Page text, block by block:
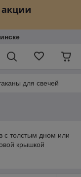
для свечей
с толстым дном или
крышкой